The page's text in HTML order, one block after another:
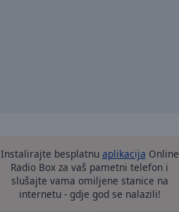
Instalirajte besplatnu aplikacija Online
Radio Box za vaš pametni telefon i
slušajte vama omiljene stanice na
internetu - gdje god se nalazili!